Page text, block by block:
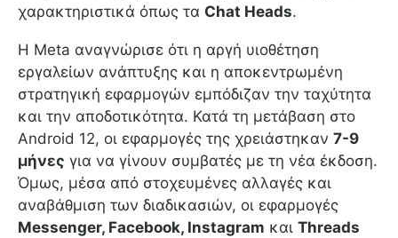
χαρακτηριστικά όπως τα Chat Heads.
Η Meta αναγνώρισε ότι η αργή υιοθέτηση
εργαλείων ανάπτυξης και η αποκεντρωμένη
στρατηγική εφαρμογών εμπόδιζαν την ταχύτητα
και την αποδοτικότητα. Κατά τη μετάβαση στο
Android 12, οι εφαρμογές της χρειάστηκαν 7-9
μήνες για να γίνουν συμβατές με τη νέα έκδοση.
Όμως, μέσα από στοχευμένες αλλαγές και
αναβάθμιση των διαδικασιών, οι εφαρμογές
Messenger, Facebook, Instagram και Threads